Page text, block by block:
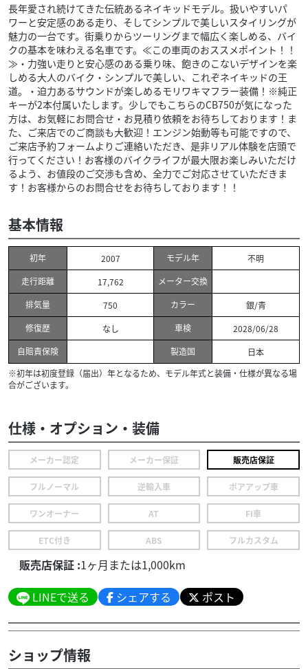
長年愛され続けてきた伝統あるネイキッドモデル。扱いやすいパ
ワーと安定感のある走り、そしてシンプルで美しいスタイリングが
魅力の一台です。街乗りからツーリングまで幅広く楽しめる、バイ
クの基本を味わえる名車です。≪この車両のおススメポイント！！
≫・力強い走りと安心感のある乗り味、飽きのこないデザインを楽
しめる大人のバイク・シンプルで美しい、これぞネイキッドの王
道。・迫力あるサウンドが楽しめるモリワキマフラー装備！※純正
キーが2本付属いたします。少しでもこちらのCB750が気になった
方は、お気軽にお問合せ・お見積り依頼をお待ちしております！ま
た、ご来店でのご商談も大歓迎！エンジン始動等も可能ですので、
ご来店予約フォームよりご連絡いただき、是非リアル体験を店頭で
行ってください！お客様のバイクライフが最大限お楽しみいただけ
るよう、お値段のご交渉も含め、全力でご対応させていただきま
す！お客様からのお問合せをお待ちしております！！
基本情報
初年 2007 モデル年
不明
走行距離
17,762
メーター交換
排気量
750 カラー
銀/青
修復歴
なし 車検
2028/06/28
自賠責保険
製造国
日本
※初年は初度登録（届出）年となるため、モデル年式と装備・仕様が異なる場
合がございます。
仕様・オプション・装備
メーカー認定 メーカー保証 販売店保証
フルノーマル 逆輸入車 ボアアップ車
ワンオーナー AT FI車
ETC付き ABS フルカスタム
販売店保証 :1ヶ月または1,000km
LINEで送る
シェアする ポスト
ショップ情報